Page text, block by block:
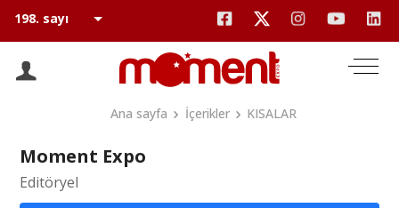
Ana sayfa İçerikler KISALAR
Moment Expo
Editöryel